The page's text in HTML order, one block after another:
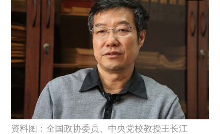
资料图：全国政协委员、中央党校教授王长江